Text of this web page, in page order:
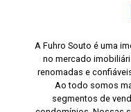
A Fuhro Souto é uma
no mercado
renomadas e
Ao todo somos
segmentos de